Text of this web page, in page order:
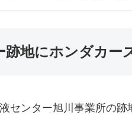
跡地にホンダカー
センター旭川事業所の